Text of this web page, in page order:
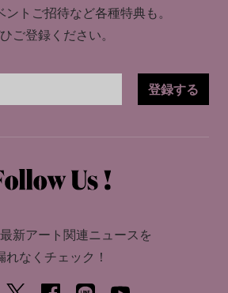
トご招待など各種特典も。
ご登録ください。
登録する
新アート関連ニュースを
れなくチェック！